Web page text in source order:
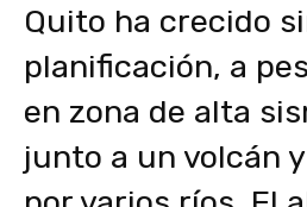
Quito ha crecido
planificación, a
en zona de alta
junto a un volcán